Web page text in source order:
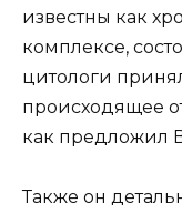
известны как
комплексе,
цитологи
происходящее
как предложил
Также он